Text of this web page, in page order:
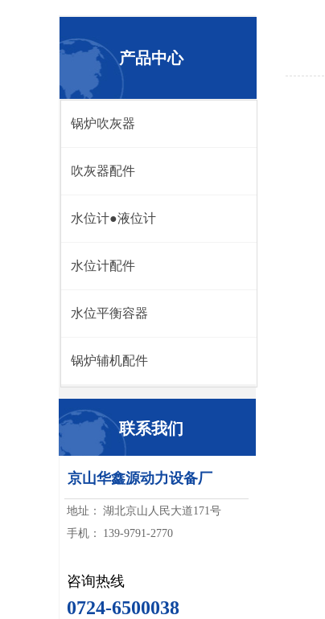
联系我们
京山华鑫源动力设备厂
咨询热线
地址： 湖北京山人民大道171号
手机：
139-9791-2770
0724-6500038
产品中心
锅炉吹灰器
吹灰器配件
水位计●液位计
水位计配件
水位平衡容器
锅炉辅机配件